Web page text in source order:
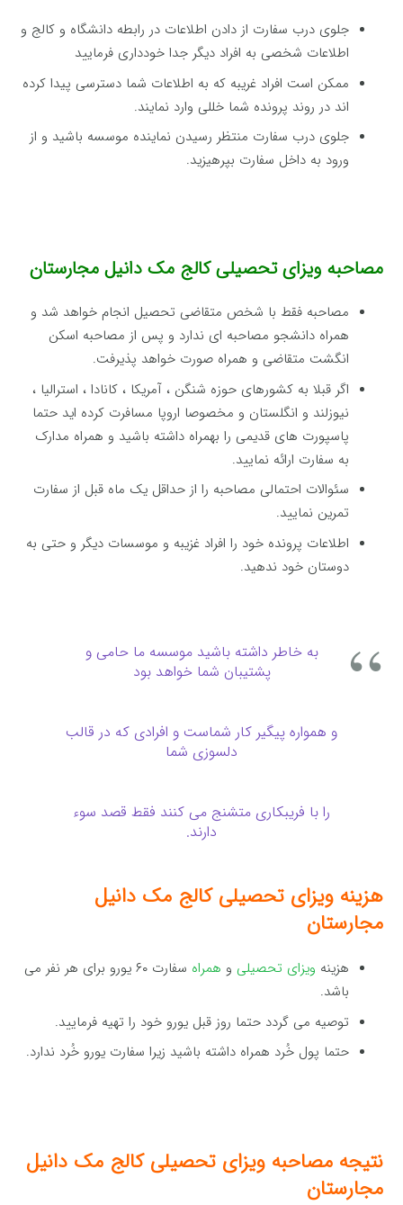
جلوی درب سفارت از دادن اطلاعات در رابطه دانشگاه و کالج و
اطلاعات شخصی به افراد دیگر جدا خودداری فرمایید
ممکن است افراد غریبه که به اطلاعات شما دسترسی پیدا کرده
اند در روند پرونده شما خللی وارد نمایند.
جلوی درب سفارت منتظر رسیدن نماینده موسسه باشید و از
ورود به داخل سفارت بپرهیزید.
مصاحبه ویزای تحصیلی کالج مک دانیل مجارستان
مصاحبه فقط با شخص متقاضی تحصیل انجام خواهد شد و
همراه دانشجو مصاحبه ای ندارد و پس از مصاحبه اسکن
انگشت متقاضی و همراه صورت خواهد پذیرفت.
اگر قبلا به کشورهای حوزه شنگن ، آمریکا ، کانادا ، استرالیا ،
نیوزلند و انگلستان و مخصوصا اروپا مسافرت کرده اید حتما
پاسپورت های قدیمی را بهمراه داشته باشید و همراه مدارک
به سفارت ارائه نمایید.
سئوالات احتمالی مصاحبه را از حداقل یک ماه قبل از سفارت
تمرین نمایید.
اطلاعات پرونده خود را افراد غزیبه و موسسات دیگر و حتی به
دوستان خود ندهید.
به خاطر داشته باشید موسسه ما حامی و
پشتیبان شما خواهد بود
و همواره پیگیر کار شماست و افرادی که در قالب
دلسوزی شما
را با فریبکاری متشنج می کنند فقط قصد سوء
دارند.
هزینه ویزای تحصیلی کالج مک دانیل
مجارستان
هزینه ویزای تحصیلی و همراه
سفارت ۶۰ یورو برای هر نفر می
باشد.
توصیه می گردد حتما روز قبل یورو خود را تهیه فرمایید.
حتما پول خُرد همراه داشته باشید زیرا سفارت یورو خُرد ندارد.
نتیجه مصاحبه ویزای تحصیلی کالج مک دانیل
مجارستان